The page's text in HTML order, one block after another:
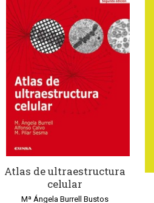
Atlas de ultraestructura
celular
Mª Ángela Burrell Bustos